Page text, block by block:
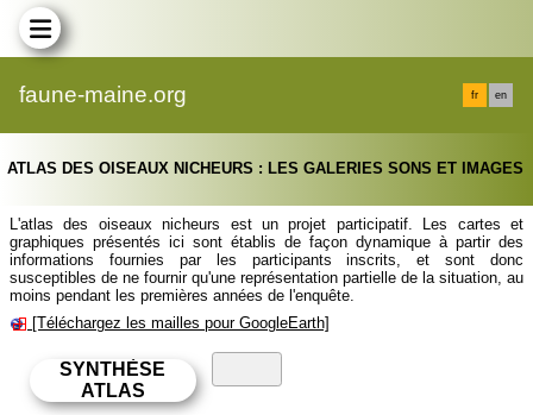
faune-maine.org fr en
ATLAS DES OISEAUX NICHEURS : LES GALERIES SONS ET IMAGES
L'atlas des oiseaux nicheurs est un projet participatif. Les cartes et
graphiques présentés ici sont établis de façon dynamique à partir des
informations fournies par les participants inscrits, et sont donc
susceptibles de ne fournir qu'une représentation partielle de la situation, au
moins pendant les premières années de l'enquête.
[Téléchargez les mailles pour GoogleEarth]